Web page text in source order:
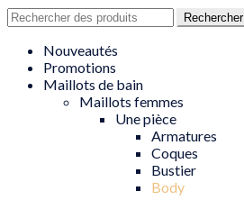
Recherche
pour
Rechercher
Nouveautés
Promotions
Maillots de bain
Maillots femmes
Une pièce
Armatures
Coques
Bustier
Body